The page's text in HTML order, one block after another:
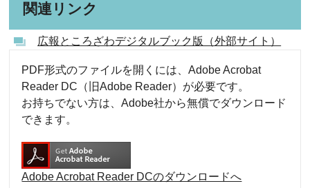
関連リンク
広報ところざわデジタルブック版（外部サイト）
PDF形式のファイルを開くには、Adobe Acrobat
Reader DC（旧Adobe Reader）が必要です。
お持ちでない方は、Adobe社から無償でダウンロード
できます。
Adobe Acrobat Reader DCのダウンロードへ